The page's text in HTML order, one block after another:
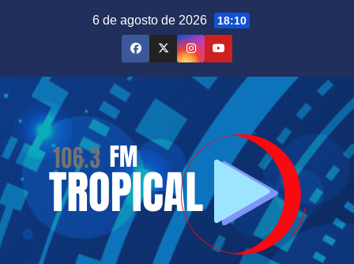
6 de agosto de 2026 18:10